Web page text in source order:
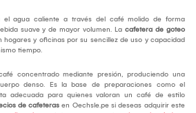
el agua caliente a través del café molido de forma
suave y de mayor volumen. La cafetera de goteo
hogares y oficinas por su sencillez de uso y capacidad
tiempo.
concentrado mediante presión, produciendo una
denso. Es la base de preparaciones como el
adecuada para quienes valoran un café de estilo
de cafeteras en Oechsle.pe si deseas adquirir este